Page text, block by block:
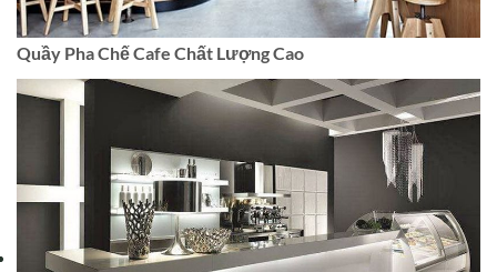
Quầy Pha Chế Cafe Chất Lượng Cao